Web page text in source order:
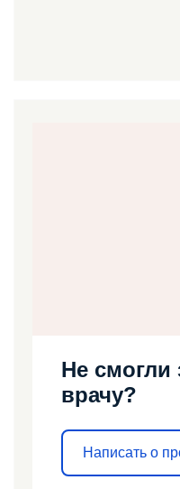
Не смогли
врачу?
Написать о